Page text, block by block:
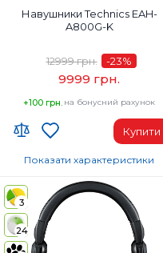
Навушники Technics EAH-
A800G-K
9999 грн.
12999 грн. -23%
+100 грн. на бонусний рахунок
Купити
Тип навушників:
Повнорозмірні
Діапазон частот навушників, Гц:
4-40000 Гц
Показати характеристики
3
24